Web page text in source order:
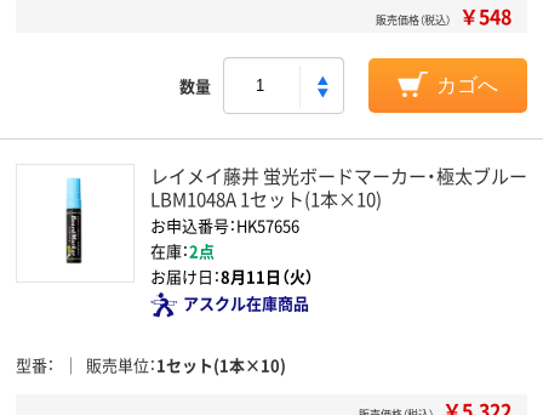
販売価格（税込） ￥548
数量 カゴへ
レイメイ藤井 蛍光ボードマーカー・極太ブルー
LBM1048A 1セット(1本×10)
お申込番号：HK57656
在庫：2点
お届け日：8月11日（火）
アスクル在庫商品
型番 販売単位 1セット(1本×10)